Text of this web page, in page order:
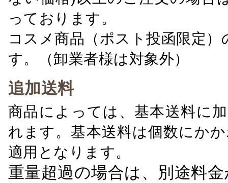
っております。
コスメ商品（ポスト投函限定
す。（卸業者様は対象外）
追加送料
商品によっては、基本送料に
れます。基本送料は個数にか
適用となります。
重量超過の場合は、別途料